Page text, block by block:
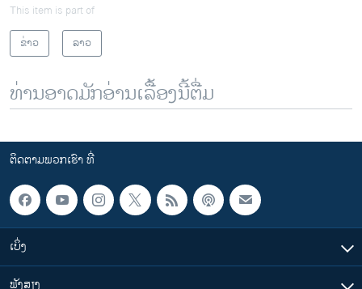
This item is part of
ຂ່າວ
ລາວ
ທ່ານອາດມັກອ່ານເລື້ອງນີ້ຕື່ມ
ຕິດຕາມພວກເຮົາ ທີ່
ເບິ່ງ
ຟັງສຽງ